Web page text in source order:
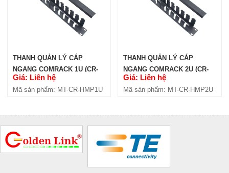
THANH QUẢN LÝ CÁP
NGANG COMRACK 1U (CR-
HMP1U)
Giá: Liên hệ
Mã sản phẩm: MT-CR-HMP1U
THANH QUẢN LÝ CÁP
NGANG COMRACK 2U (CR-
HMP2U)
Giá: Liên hệ
Mã sản phẩm: MT-CR-HMP2U